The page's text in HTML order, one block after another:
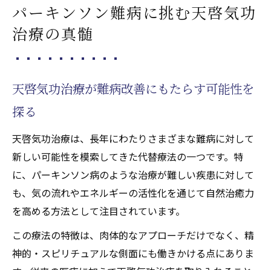
自然治癒力を引き出す天啓気功治療の魅力
とは
天啓気功治療や療法で活性化するクンダリニー
天啓気功治療や療法で活性化するクンダリ
ニー覚醒と天啓気功治療の相乗効果
寛解を促す天啓気功治療や療法で活性化す
るクンダリニーと気功施術(天啓気功治療や
療法)の連携方法
でクンダリニーを活性化する
天啓気功治療や療法で活性化するクンダリ
パーキンソン難病に挑む天啓気功
治療の真髄
天啓気功治療が難病改善にもたらす可能性を
探る
天啓気功治療は、長年にわたりさまざまな難病に対して
新しい可能性を模索してきた代替療法の一つです。特
に、パーキンソン病のような治療が難しい疾患に対して
も、気の流れやエネルギーの活性化を通じて自然治癒力
を高める方法として注目されています。
この療法の特徴は、肉体的なアプローチだけでなく、精
神的・スピリチュアルな側面にも働きかける点にありま